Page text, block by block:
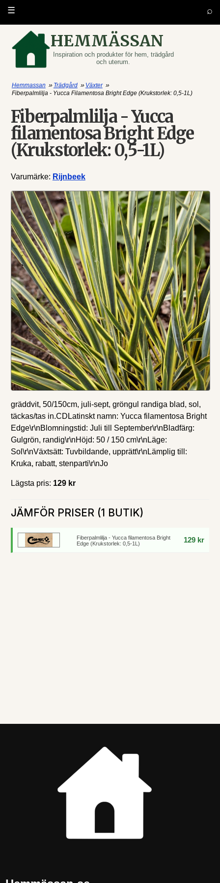
HEMMÄSSAN
Inspiration och produkter för hem, trädgård
och uterum.
☰ ⌕
Hemmassan » Trädgård » Växter »
Fiberpalmlilja - Yucca Filamentosa Bright Edge (Krukstorlek: 0,5-1L)
Fiberpalmlilja - Yucca
filamentosa Bright Edge
(Krukstorlek: 0,5-1L)
Varumärke: Rijnbeek
gräddvit, 50/150cm, juli-sept, gröngul randiga blad, sol,
täckas/tas in.CDLatinskt namn: Yucca filamentosa Bright
Edge\r\nBlomningstid: Juli till September\r\nBladfärg:
Gulgrön, randig\r\nHöjd: 50 / 150 cm\r\nLäge:
Sol\r\nVäxtsätt: Tuvbildande, upprätt\r\nLämplig till:
Kruka, rabatt, stenparti\r\nJo
Lägsta pris: 129 kr
JÄMFÖR PRISER (1 BUTIK)
Fiberpalmlilja - Yucca filamentosa Bright
Edge (Krukstorlek: 0,5-1L)
129 kr